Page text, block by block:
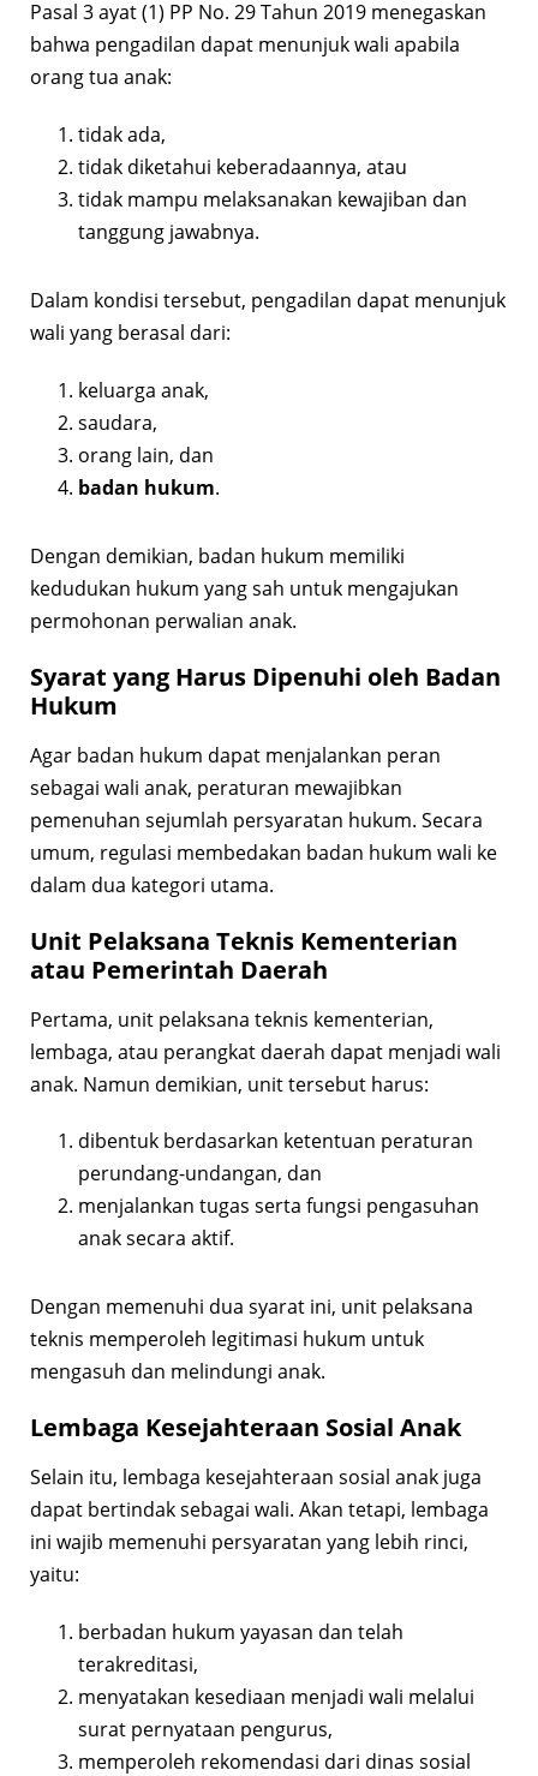
Pasal 3 ayat (1) PP No. 29 Tahun 2019 menegaskan
bahwa pengadilan dapat menunjuk wali apabila
orang tua anak:
tidak ada,
tidak diketahui keberadaannya, atau
tidak mampu melaksanakan kewajiban dan
tanggung jawabnya.
Dalam kondisi tersebut, pengadilan dapat menunjuk
wali yang berasal dari:
keluarga anak,
saudara,
orang lain, dan
badan hukum.
Dengan demikian, badan hukum memiliki
kedudukan hukum yang sah untuk mengajukan
permohonan perwalian anak.
Syarat yang Harus Dipenuhi oleh Badan
Hukum
Agar badan hukum dapat menjalankan peran
sebagai wali anak, peraturan mewajibkan
pemenuhan sejumlah persyaratan hukum. Secara
umum, regulasi membedakan badan hukum wali ke
dalam dua kategori utama.
Unit Pelaksana Teknis Kementerian
atau Pemerintah Daerah
Pertama, unit pelaksana teknis kementerian,
lembaga, atau perangkat daerah dapat menjadi wali
anak. Namun demikian, unit tersebut harus:
dibentuk berdasarkan ketentuan peraturan
perundang-undangan, dan
menjalankan tugas serta fungsi pengasuhan
anak secara aktif.
Dengan memenuhi dua syarat ini, unit pelaksana
teknis memperoleh legitimasi hukum untuk
mengasuh dan melindungi anak.
Lembaga Kesejahteraan Sosial Anak
Selain itu, lembaga kesejahteraan sosial anak juga
dapat bertindak sebagai wali. Akan tetapi, lembaga
ini wajib memenuhi persyaratan yang lebih rinci,
yaitu:
berbadan hukum yayasan dan telah
terakreditasi,
menyatakan kesediaan menjadi wali melalui
surat pernyataan pengurus,
memperoleh rekomendasi dari dinas sosial